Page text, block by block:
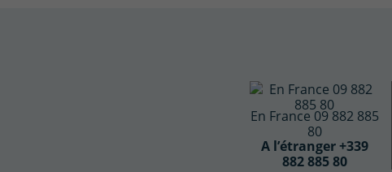
En France 09 882 885
80
A l’étranger +339
882 885 80